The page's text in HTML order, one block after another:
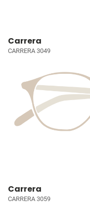
Carrera
CARRERA 3049
Carrera
CARRERA 3059